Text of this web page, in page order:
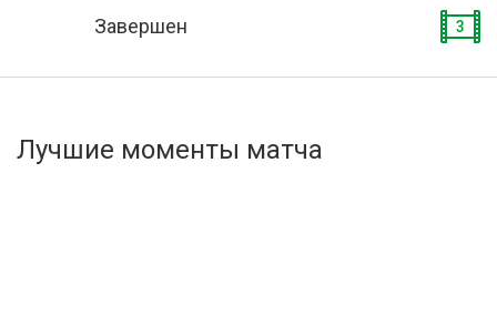
Активировать промокод
Завершен 3
Лучшие моменты матча